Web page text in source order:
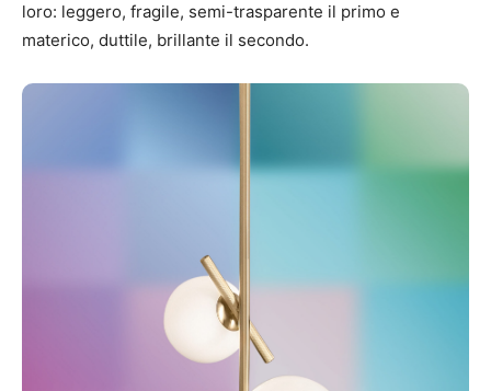
loro: leggero, fragile, semi-trasparente il primo e
materico, duttile, brillante il secondo.